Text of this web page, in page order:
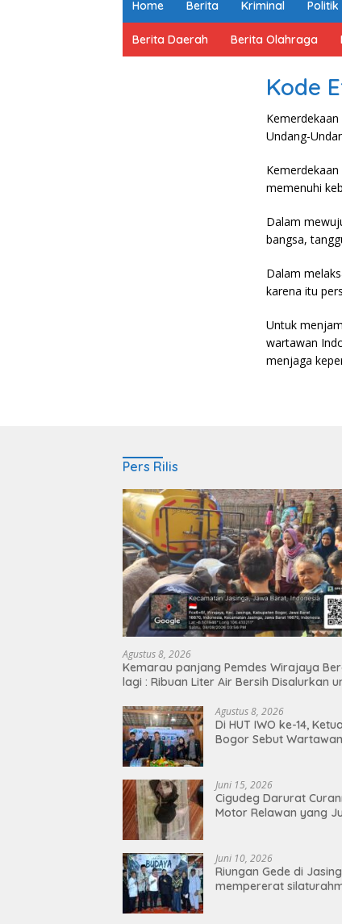
Home Berita Kriminal Politik
Berita Daerah Berita Olahraga
Kode
Undang-
memenuhi
Dalam
bangsa,
Dalam
karena itu
Untuk
wartawan
menjaga
Pers Rilis
Agustus 8, 2026
Kemarau panjang Pemdes Wirajaya
lagi : Ribuan Liter Air Bersih Disalurkan
Agustus 8, 2026
Di HUT IWO ke-14,
Bogor Sebut
Juni 15, 2026
Cigudeg Darurat
Motor Relawan yang
Juni 10, 2026
Riungan Gede di
mempererat